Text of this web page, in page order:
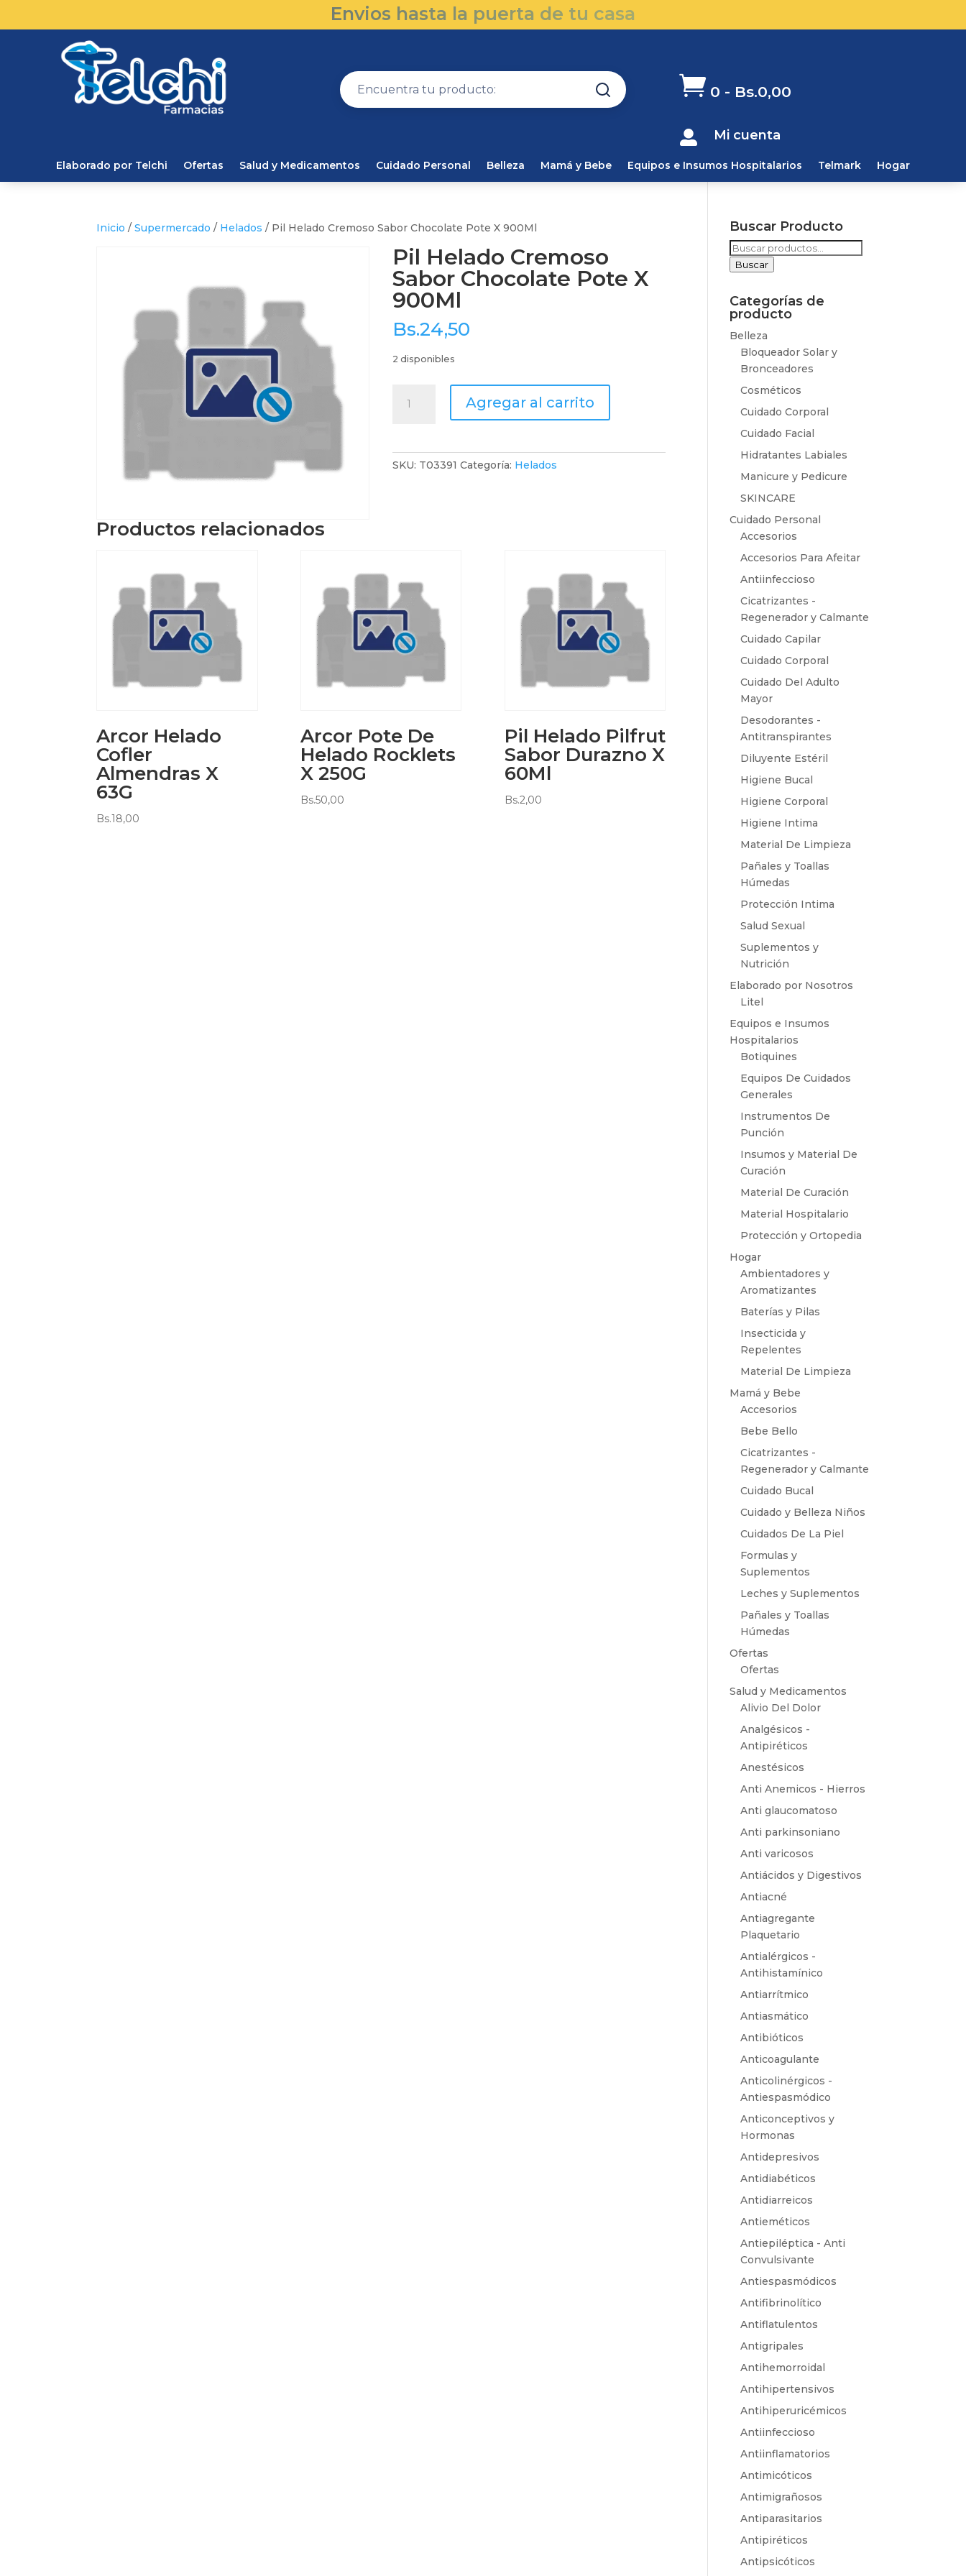
Envios hasta la puerta de tu casa
 0 - Bs.0,00
 Mi cuenta
Elaborado por Telchi Ofertas Salud y Medicamentos Cuidado Personal Belleza Mamá y Bebe Equipos e Insumos Hospitalarios Telmark Hogar
Inicio /Supermercado / Helados / Pil Helado Cremoso Sabor Chocolate Pote X 900Ml
Pil Helado Cremoso
Sabor Chocolate Pote X
900Ml
Bs.24,50
2 disponibles
Helado
Agregar al carrito
SKU: T03391 Categoría: Helados
Productos relacionados
Arcor Helado
Cofler
Almendras X
63G
Bs.18,00
Arcor Pote De
Helado Rocklets
X 250G
Bs.50,00
Pil Helado Pilfrut
Sabor Durazno X
60Ml
Bs.2,00
Buscar Producto
Buscar
por:
Buscar
Categorías de
producto
Belleza
Bloqueador Solar y
Bronceadores
Cosméticos
Cuidado Corporal
Cuidado Facial
Hidratantes Labiales
Manicure y Pedicure
SKINCARE
Cuidado Personal
Accesorios
Accesorios Para Afeitar
Antiinfeccioso
Cicatrizantes -
Regenerador y Calmante
Cuidado Capilar
Cuidado Corporal
Cuidado Del Adulto
Mayor
Desodorantes -
Antitranspirantes
Diluyente Estéril
Higiene Bucal
Higiene Corporal
Higiene Intima
Material De Limpieza
Pañales y Toallas
Húmedas
Protección Intima
Salud Sexual
Suplementos y
Nutrición
Elaborado por Nosotros
Litel
Equipos e Insumos
Hospitalarios
Botiquines
Equipos De Cuidados
Generales
Instrumentos De
Punción
Insumos y Material De
Curación
Material De Curación
Material Hospitalario
Protección y Ortopedia
Hogar
Ambientadores y
Aromatizantes
Baterías y Pilas
Insecticida y
Repelentes
Material De Limpieza
Mamá y Bebe
Accesorios
Bebe Bello
Cicatrizantes -
Regenerador y Calmante
Cuidado Bucal
Cuidado y Belleza Niños
Cuidados De La Piel
Formulas y
Suplementos
Leches y Suplementos
Pañales y Toallas
Húmedas
Ofertas
Ofertas
Salud y Medicamentos
Alivio Del Dolor
Analgésicos -
Antipiréticos
Anestésicos
Anti Anemicos - Hierros
Anti glaucomatoso
Anti parkinsoniano
Anti varicosos
Antiácidos y Digestivos
Antiacné
Antiagregante
Plaquetario
Antialérgicos -
Antihistamínico
Antiarrítmico
Antiasmático
Antibióticos
Anticoagulante
Anticolinérgicos -
Antiespasmódico
Anticonceptivos y
Hormonas
Antidepresivos
Antidiabéticos
Antidiarreicos
Antieméticos
Antiepiléptica - Anti
Convulsivante
Antiespasmódicos
Antifibrinolítico
Antiflatulentos
Antigripales
Antihemorroidal
Antihipertensivos
Antihiperuricémicos
Antiinfeccioso
Antiinflamatorios
Antimicóticos
Antimigrañosos
Antiparasitarios
Antipiréticos
Antipsicóticos